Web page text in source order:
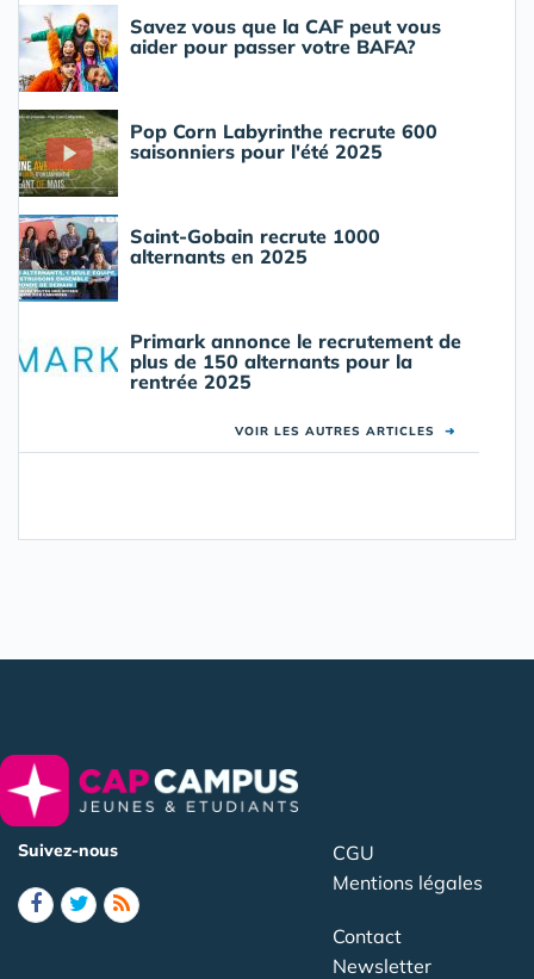
Savez vous que la CAF peut vous
aider pour passer votre BAFA?
Pop Corn Labyrinthe recrute 600
saisonniers pour l'été 2025
Saint-Gobain recrute 1000
alternants en 2025
Primark annonce le recrutement de
plus de 150 alternants pour la
rentrée 2025
VOIR LES AUTRES ARTICLES ➜
Suivez-nous
CGU
Mentions légales
Contact
Newsletter